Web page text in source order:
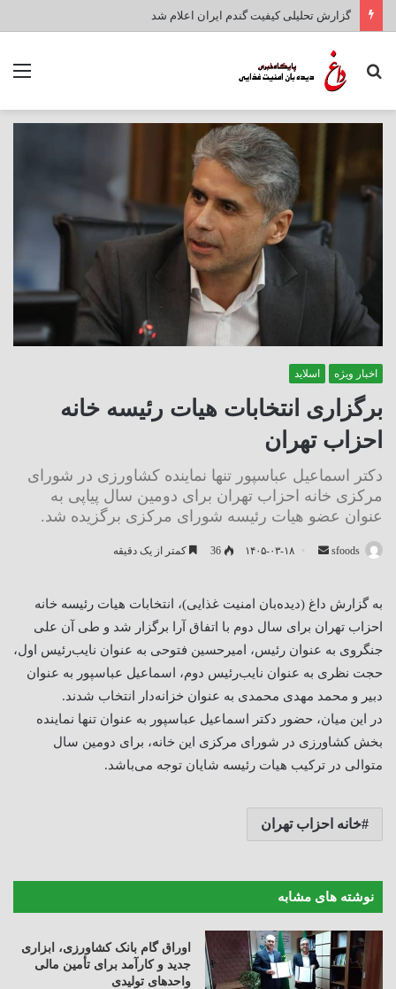
گزارش تحلیلی کیفیت گندم ایران اعلام شد
جستجو
اخبار ویژه اسلاید
برگزاری انتخابات هیات رئیسه خانه
احزاب تهران
دکتر اسماعیل عباسپور تنها نماینده کشاورزی در شورای
مرکزی خانه احزاب تهران برای دومین سال پیاپی به
عنوان عضو هیات رئیسه شورای مرکزی برگزیده شد.
sfoods
ارسال۱۴۰۵-۰۳-۱۸ 36 کمتر از یک دقیقه
به گزارش داغ (دیده‌بان امنیت غذایی)، انتخابات هیات رئیسه خانه
احزاب تهران برای سال دوم با اتفاق آرا برگزار شد و طی آن علی
جنگروی به عنوان رئیس، امیرحسین فتوحی به عنوان نایب‌رئیس اول،
حجت نظری به عنوان نایب‌رئیس دوم، اسماعیل عباسپور به عنوان
دبیر و محمد مهدی محمدی به عنوان خزانه‌دار انتخاب شدند.
در این میان، حضور دکتر اسماعیل عباسپور به عنوان تنها نماینده
بخش کشاورزی در شورای مرکزی این خانه، برای دومین سال
متوالی در ترکیب هیات رئیسه شایان توجه می‌باشد.
خانه احزاب تهران
نوشته های مشابه
اوراق گام بانک کشاورزی، ابزاری
جدید و کارآمد برای تأمین مالی
واحدهای تولیدی